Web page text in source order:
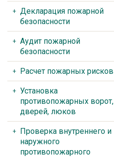
Декларация пожарной
безопасности
Аудит пожарной
безопасности
Расчет пожарных рисков
Установка
противопожарных ворот,
дверей, люков
Проверка внутреннего и
наружного
противопожарного